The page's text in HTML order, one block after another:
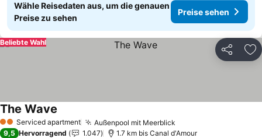
Wähle Reisedaten aus, um die genauen
Preise zu sehen
Preise sehen
Teilen
Beliebte Wahl
2 SterneServiced apartment Außenpool mit Meerblick
The Wave
9,5 Hervorragend 1.047 1.7 km bis Canal d'Amour